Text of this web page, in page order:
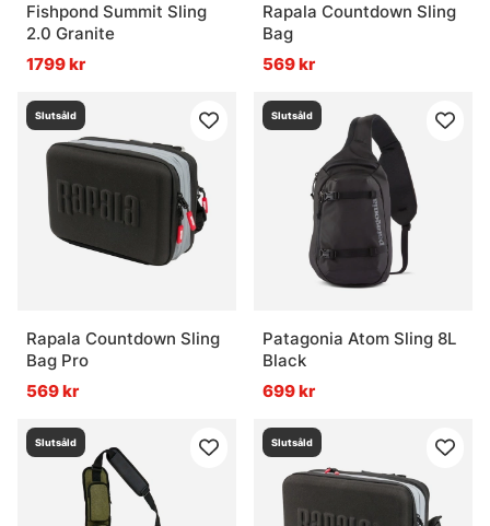
Fishpond Summit Sling
2.0 Granite
1799 kr
Rapala Countdown Sling
Bag
569 kr
Slutsåld
Rapala Countdown Sling
Bag Pro
569 kr
Slutsåld
Patagonia Atom Sling 8L
Black
699 kr
Slutsåld Slutsåld